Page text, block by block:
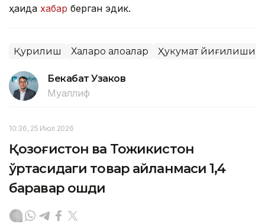
ҳақида хабар берган эдик.
Қурилиш Халқаро алоқалар Ҳукумат йиғилиши
Бекабат Узаков
Муаллиф
10:36, 25 Июл 2026
Қозоғистон ва Тожикистон
ўртасидаги товар айланмаси 1,4
баравар ошди